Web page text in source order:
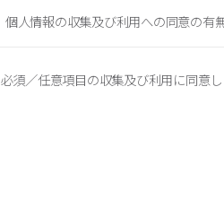
個人情報の収集及び利用への同意の有
必須／任意項目の収集及び利用に同意し